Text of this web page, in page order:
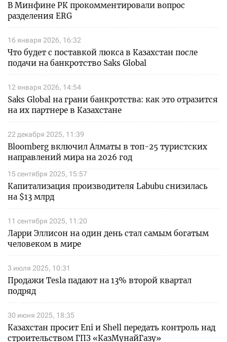
В Минфине РК прокомментировали вопрос
разделения ERG
16 января 2026, 16:32
Что будет с поставкой люкса в Казахстан после
подачи на банкротство Saks Global
12 января 2026, 14:54
Saks Global на грани банкротства: как это отразится
на их партнере в Казахстане
22 декабря 2025, 11:39
Bloomberg включил Алматы в топ-25 туристских
направлений мира на 2026 год
15 сентября 2025, 15:57
Капитализация производителя Labubu снизилась
на $13 млрд
11 сентября 2025, 11:20
Ларри Эллисон на один день стал самым богатым
человеком в мире
3 июля 2025, 10:31
Продажи Tesla падают на 13% второй квартал
подряд
30 июня 2025, 18:35
Казахстан просит Eni и Shell передать контроль над
строительством ГПЗ «КазМунайГазу»